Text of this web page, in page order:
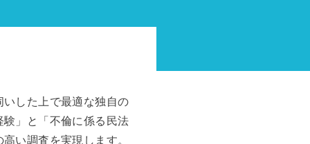
した上で最適な独自の
」と「不倫に係る民法
い調査を実現します。